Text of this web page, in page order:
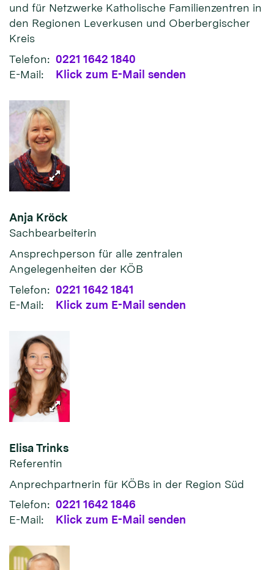
und für Netzwerke Katholische Familienzentren in
den Regionen Leverkusen und Oberbergischer
Kreis
Telefon: 0221 1642 1840
E-Mail:
Klick zum E-Mail senden
Anja Kröck
Sachbearbeiterin
Ansprechperson für alle zentralen
Angelegenheiten der KÖB
Telefon: 0221 1642 1841
E-Mail:
Klick zum E-Mail senden
ElisaTrinks
Referentin
Anprechpartnerin für KÖBs in der Region Süd
Telefon: 0221 1642 1846
E-Mail:
Klick zum E-Mail senden